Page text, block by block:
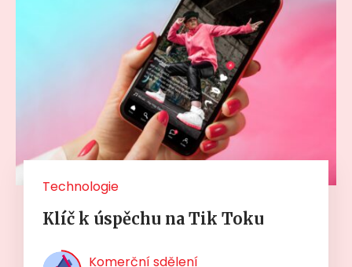
Technologie
Klíč k úspěchu na Tik Toku
Komerční sdělení